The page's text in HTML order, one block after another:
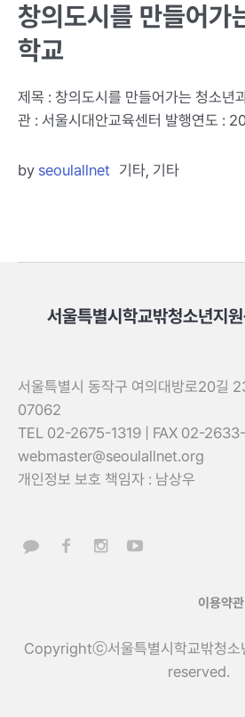
창의도시를 만들어가
학교
제목 : 창의도시를 만들어가는 청소년
관 : 서울시대안교육센터 발행연도 :
by seoulallnet 기타, 기타
서울특별시학교밖청소년지원
서울특별시 동작구 여의대방로20길
07062
TEL 02-2675-1319 | FAX 02-
webmaster@seoulallnet.org
개인정보 보호 책임자 : 남상우
이용약관
Copyrightⓒ서울특별시학교밖청소
reserved.